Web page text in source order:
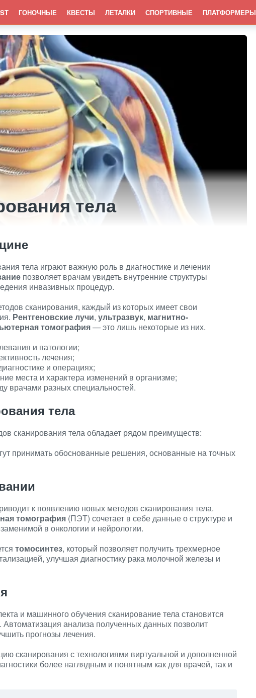
ГОНОЧНЫЕ КВЕСТЫ ЛЕТАЛКИ СПОРТИВНЫЕ ПЛАТФОРМЕРЫ
тела
тела играют важную роль в диагностике и лечении
позволяет врачам увидеть внутренние структуры
инвазивных процедур.
сканирования, каждый из которых имеет свои
Рентгеновские лучи, ультразвук, магнитно-
томография— это лишь некоторые из них.
и патологии;
лечения;
и операциях;
места и характера изменений в организме;
врачами разных специальностей.
тела
сканирования тела обладает рядом преимуществ:
принимать обоснованные решения, основанные на точных
к появлению новых методов сканирования тела.
томография (ПЭТ) сочетает в себе данные о структуре и
в онкологии и нейрологии.
томосинтез, который позволяет получить трехмерное
улучшая диагностику рака молочной железы и
и машинного обучения сканирование тела становится
анализа полученных данных позволит
прогнозы лечения.
сканирования с технологиями виртуальной и дополненной
более наглядным и понятным как для врачей, так и